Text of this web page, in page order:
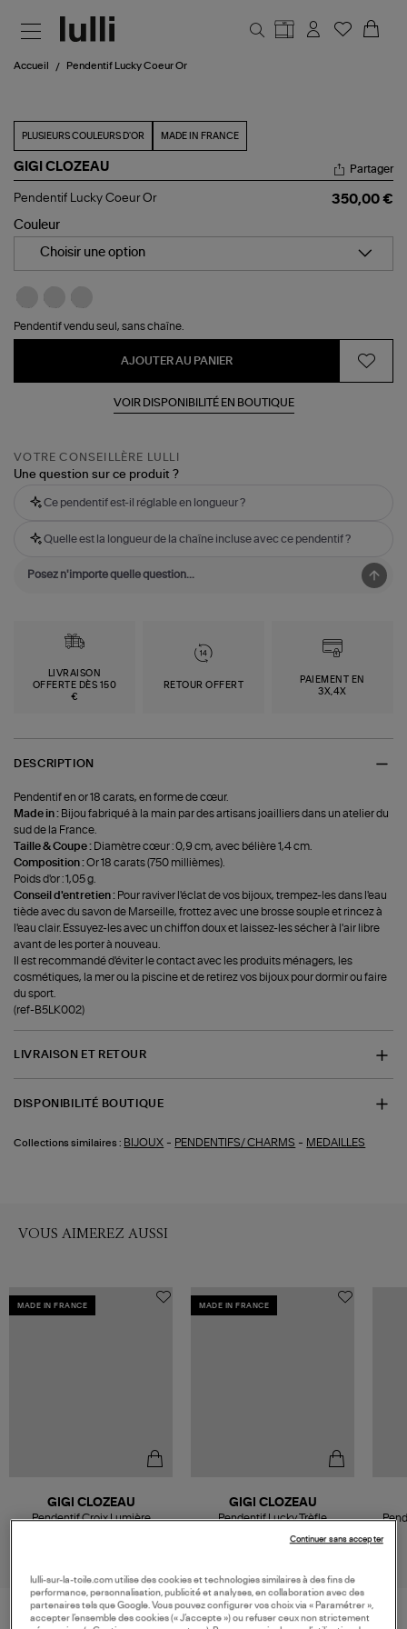
Accueil Pendentif Lucky Coeur Or
PLUSIEURS COULEURS D'OR MADE IN FRANCE
GIGI CLOZEAU
Pendentif
Coeur
Or
Partager
Pendentif Lucky Coeur Or
350,00 €
Couleur
Choisir une option
Pendentif vendu seul, sans chaîne.
AJOUTER AU PANIER
VOIR DISPONIBILITÉ EN BOUTIQUE
VOTRE CONSEILLÈRE LULLI
Une question sur ce produit ?
Ce pendentif est-il réglable en longueur ?
Quelle est la longueur de la chaîne incluse avec ce pendentif ?
LIVRAISON
OFFERTE DÈS 150
€
RETOUR OFFERT
PAIEMENT EN
3X,4X
DESCRIPTION
Pendentif en or 18 carats, en forme de cœur.
Made in : Bijou fabriqué à la main par des artisans joailliers dans un atelier du
sud de la France.
Taille & Coupe : Diamètre cœur : 0,9 cm, avec bélière 1,4 cm.
Composition :Or 18 carats (750 millièmes).
Poids d'or : 1,05 g.
Conseil d'entretien : Pour raviver l'éclat de vos bijoux, trempez-les dans l'eau
tiède avec du savon de Marseille, frottez avec une brosse souple et rincez à
l'eau clair. Essuyez-les avec un chiffon doux et laissez-les sécher à l'air libre
avant de les porter à nouveau.
Il est recommandé d'éviter le contact avec les produits ménagers, les
cosmétiques, la mer ou la piscine et de retirez vos bijoux pour dormir ou faire
du sport.
(ref-B5LK002)
LIVRAISON ET RETOUR
DISPONIBILITÉ BOUTIQUE
Collections similaires : BIJOUX - PENDENTIFS/ CHARMS - MEDAILLES
VOUS AIMEREZ AUSSI
MADE IN FRANCE
GIGI CLOZEAU
Pendentif Croix Lumière
MADE IN FRANCE
GIGI CLOZEAU
Pendentif Lucky Trèfle
lulli-sur-la-toile.com utilise des cookies et technologies similaires à des fins de
performance, personnalisation, publicité et analyses, en collaboration avec des
partenaires tels que Google. Vous pouvez configurer vos choix via « Paramétrer »,
accepter l’ensemble des cookies (« J’accepte ») ou refuser ceux non strictement
Continuer sans accepter